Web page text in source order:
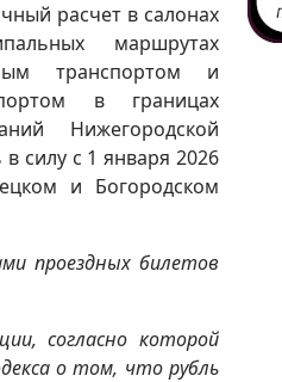
расчет в салонах
маршрутах
транспортом и
в границах
Нижегородской
силу с 1 января 2026
и Богородском
проездных билетов
согласно которой
о том, что рубль